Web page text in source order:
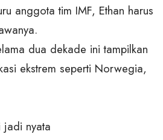
anggota tim IMF, Ethan harus
dua dekade ini tampilkan
ekstrem seperti Norwegia,
jadi nyata